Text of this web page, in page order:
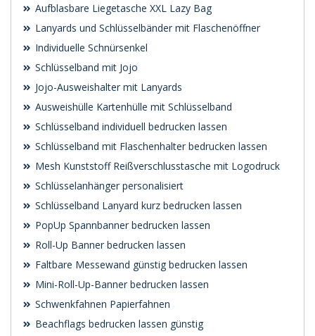
Aufblasbare Liegetasche XXL Lazy Bag
Lanyards und Schlüsselbänder mit Flaschenöffner
Individuelle Schnürsenkel
Schlüsselband mit Jojo
Jojo-Ausweishalter mit Lanyards
Ausweishülle Kartenhülle mit Schlüsselband
Schlüsselband individuell bedrucken lassen
Schlüsselband mit Flaschenhalter bedrucken lassen
Mesh Kunststoff Reißverschlusstasche mit Logodruck
Schlüsselanhänger personalisiert
Schlüsselband Lanyard kurz bedrucken lassen
PopUp Spannbanner bedrucken lassen
Roll-Up Banner bedrucken lassen
Faltbare Messewand günstig bedrucken lassen
Mini-Roll-Up-Banner bedrucken lassen
Schwenk­fahnen Papierfahnen
Beachflags bedrucken lassen günstig